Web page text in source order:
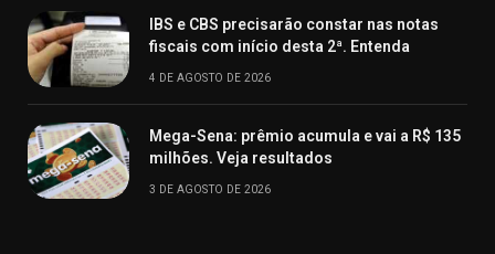
IBS e CBS precisarão constar nas notas
fiscais com início desta 2ª. Entenda
4 DE AGOSTO DE 2026
Mega-Sena: prêmio acumula e vai a R$ 135
milhões. Veja resultados
3 DE AGOSTO DE 2026